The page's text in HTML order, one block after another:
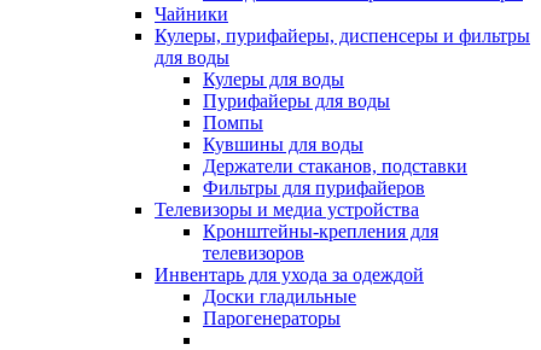
Чайники
Кулеры, пурифайеры, диспенсеры и фильтры
для воды
Кулеры для воды
Пурифайеры для воды
Помпы
Кувшины для воды
Держатели стаканов, подставки
Фильтры для пурифайеров
Телевизоры и медиа устройства
Кронштейны-крепления для
телевизоров
Инвентарь для ухода за одеждой
Доски гладильные
Парогенераторы